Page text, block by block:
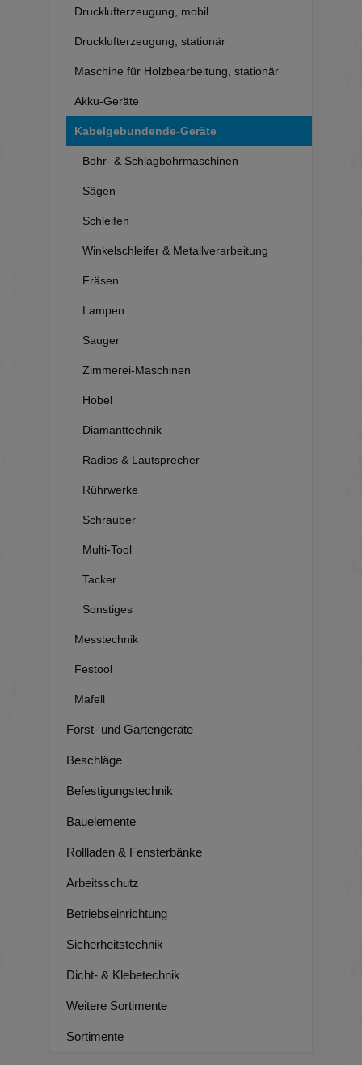
Drucklufterzeugung, mobil
Drucklufterzeugung, stationär
Maschine für Holzbearbeitung, stationär
Akku-Geräte
Kabelgebundende-Geräte
Bohr- & Schlagbohrmaschinen
Sägen
Schleifen
Winkelschleifer & Metallverarbeitung
Fräsen
Lampen
Sauger
Zimmerei-Maschinen
Hobel
Diamanttechnik
Radios & Lautsprecher
Rührwerke
Schrauber
Multi-Tool
Tacker
Sonstiges
Messtechnik
Festool
Mafell
Forst- und Gartengeräte
Beschläge
Befestigungstechnik
Bauelemente
Rollladen & Fensterbänke
Arbeitsschutz
Betriebseinrichtung
Sicherheitstechnik
Dicht- & Klebetechnik
Weitere Sortimente
Sortimente